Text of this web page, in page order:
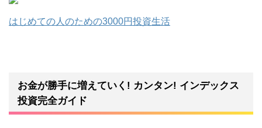
はじめての人のための3000円投資生活
お金が勝手に増えていく! カンタン! インデックス
投資完全ガイド